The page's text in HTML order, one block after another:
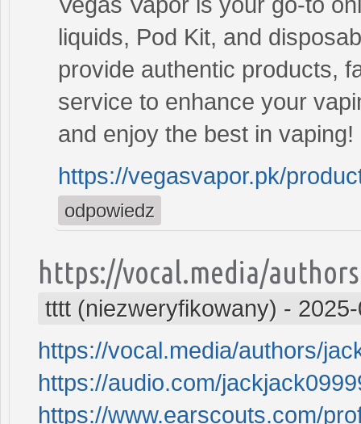
liquids, Pod Kit, and
provide authentic products,
service to enhance your
and enjoy the best in vaping!
https://vegasvapor.pk/
odpowiedz
https://vocal.media/authors
tttt (niezweryfikowany) -
https://vocal.media/authors/
https://audio.com/
https://www.earscouts.com/